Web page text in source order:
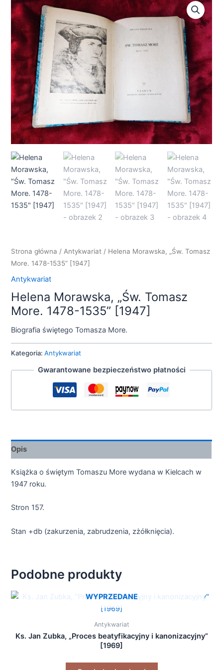
Strona główna / Antykwariat / Helena Morawska, „Św. Tomasz
More. 1478-1535” [1947]
Antykwariat
Helena Morawska, „Św. Tomasz
More. 1478-1535” [1947]
Biografia świętego Tomasza More.
Kategoria:Antykwariat
Gwarantowane bezpieczeństwo płatności
Opis
Książka o świętym Tomaszu More wydana w Kielcach w
1947 roku.
Stron 157.
Stan +db (zakurzenia, zabrudzenia, zżółknięcia).
Podobne produkty
WYPRZEDANE
Antykwariat
Ks. Jan Zubka, „Proces beatyfikacyjny i kanonizacyjny”
[1969]